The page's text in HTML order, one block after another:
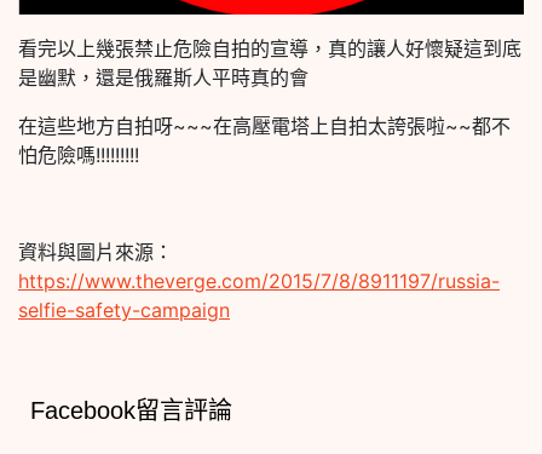
看完以上幾張禁止危險自拍的宣導，真的讓人好懷疑這到底
是幽默，還是俄羅斯人平時真的會
在這些地方自拍呀~~~在高壓電塔上自拍太誇張啦~~都不
怕危險嗎!!!!!!!!!
資料與圖片來源：
https://www.theverge.com/2015/7/8/8911197/russia-
selfie-safety-campaign
Facebook留言評論